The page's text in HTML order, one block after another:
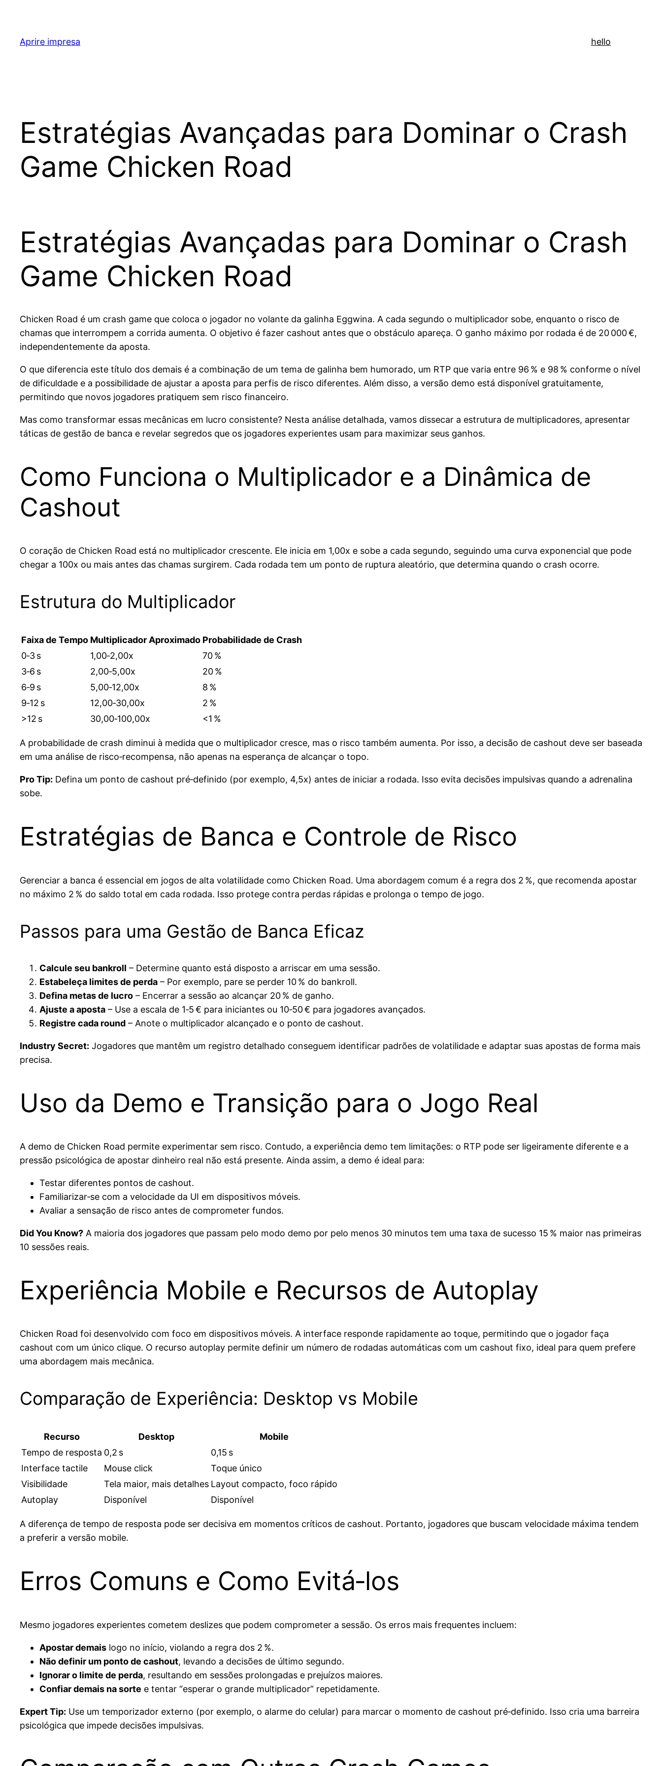
content
Aprire impresa hello
Estratégias Avançadas para Dominar o Crash
Game Chicken Road
Estratégias Avançadas para Dominar o Crash
Game Chicken Road
Chicken Road é um crash game que coloca o jogador no volante da galinha Eggwina. A cada segundo o multiplicador sobe, enquanto o risco de
chamas que interrompem a corrida aumenta. O objetivo é fazer cashout antes que o obstáculo apareça. O ganho máximo por rodada é de 20 000 €,
independentemente da aposta.
O que diferencia este título dos demais é a combinação de um tema de galinha bem humorado, um RTP que varia entre 96 % e 98 % conforme o nível
de dificuldade e a possibilidade de ajustar a aposta para perfis de risco diferentes. Além disso, a versão demo está disponível gratuitamente,
permitindo que novos jogadores pratiquem sem risco financeiro.
Mas como transformar essas mecânicas em lucro consistente? Nesta análise detalhada, vamos dissecar a estrutura de multiplicadores, apresentar
táticas de gestão de banca e revelar segredos que os jogadores experientes usam para maximizar seus ganhos.
Como Funciona o Multiplicador e a Dinâmica de
Cashout
O coração de Chicken Road está no multiplicador crescente. Ele inicia em 1,00x e sobe a cada segundo, seguindo uma curva exponencial que pode
chegar a 100x ou mais antes das chamas surgirem. Cada rodada tem um ponto de ruptura aleatório, que determina quando o crash ocorre.
Estrutura do Multiplicador
Faixa de Tempo Multiplicador Aproximado Probabilidade de Crash
0‑3 s
1,00‑2,00x
70 %
3‑6 s
2,00‑5,00x
20 %
6‑9 s
5,00‑12,00x
8 %
9‑12 s
12,00‑30,00x
2 %
>12 s
30,00‑100,00x <1 %
A probabilidade de crash diminui à medida que o multiplicador cresce, mas o risco também aumenta. Por isso, a decisão de cashout deve ser baseada
em uma análise de risco‑recompensa, não apenas na esperança de alcançar o topo.
Pro Tip: Defina um ponto de cashout pré‑definido (por exemplo, 4,5x) antes de iniciar a rodada. Isso evita decisões impulsivas quando a adrenalina
sobe.
Estratégias de Banca e Controle de Risco
Gerenciar a banca é essencial em jogos de alta volatilidade como Chicken Road. Uma abordagem comum é a regra dos 2 %, que recomenda apostar
no máximo 2 % do saldo total em cada rodada. Isso protege contra perdas rápidas e prolonga o tempo de jogo.
Passos para uma Gestão de Banca Eficaz
Calcule seu bankroll – Determine quanto está disposto a arriscar em uma sessão.
Estabeleça limites de perda – Por exemplo, pare se perder 10 % do bankroll.
Defina metas de lucro – Encerrar a sessão ao alcançar 20 % de ganho.
Ajuste a aposta – Use a escala de 1‑5 € para iniciantes ou 10‑50 € para jogadores avançados.
Registre cada round – Anote o multiplicador alcançado e o ponto de cashout.
Industry Secret: Jogadores que mantêm um registro detalhado conseguem identificar padrões de volatilidade e adaptar suas apostas de forma mais
precisa.
Uso da Demo e Transição para o Jogo Real
A demo de Chicken Road permite experimentar sem risco. Contudo, a experiência demo tem limitações: o RTP pode ser ligeiramente diferente e a
pressão psicológica de apostar dinheiro real não está presente. Ainda assim, a demo é ideal para:
Testar diferentes pontos de cashout.
Familiarizar‑se com a velocidade da UI em dispositivos móveis.
Avaliar a sensação de risco antes de comprometer fundos.
Did You Know? A maioria dos jogadores que passam pelo modo demo por pelo menos 30 minutos tem uma taxa de sucesso 15 % maior nas primeiras
10 sessões reais.
Experiência Mobile e Recursos de Autoplay
Chicken Road foi desenvolvido com foco em dispositivos móveis. A interface responde rapidamente ao toque, permitindo que o jogador faça
cashout com um único clique. O recurso autoplay permite definir um número de rodadas automáticas com um cashout fixo, ideal para quem prefere
uma abordagem mais mecânica.
Comparação de Experiência: Desktop vs Mobile
Recurso Desktop
Mobile
Tempo de resposta 0,2 s
0,15 s
Interface tactile
Mouse click
Toque único
Visibilidade
Tela maior, mais detalhes Layout compacto, foco rápido
Autoplay
Disponível Disponível
A diferença de tempo de resposta pode ser decisiva em momentos críticos de cashout. Portanto, jogadores que buscam velocidade máxima tendem
a preferir a versão mobile.
Erros Comuns e Como Evitá‑los
Mesmo jogadores experientes cometem deslizes que podem comprometer a sessão. Os erros mais frequentes incluem:
Apostar demais logo no início, violando a regra dos 2 %.
Não definir um ponto de cashout, levando a decisões de último segundo.
Ignorar o limite de perda, resultando em sessões prolongadas e prejuízos maiores.
Confiar demais na sorte e tentar “esperar o grande multiplicador” repetidamente.
Expert Tip: Use um temporizador externo (por exemplo, o alarme do celular) para marcar o momento de cashout pré‑definido. Isso cria uma barreira
psicológica que impede decisões impulsivas.